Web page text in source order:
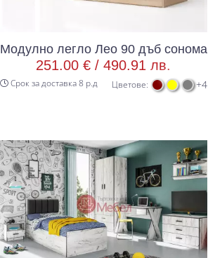
Модулно легло Лео 90 дъб сонома
251.00 € /490.91 лв.
Срок за доставка 8 р.д Цветове: +4